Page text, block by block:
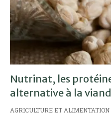
Nutrinat, les
alternative à la
AGRICULTURE ET ALIMENTATION